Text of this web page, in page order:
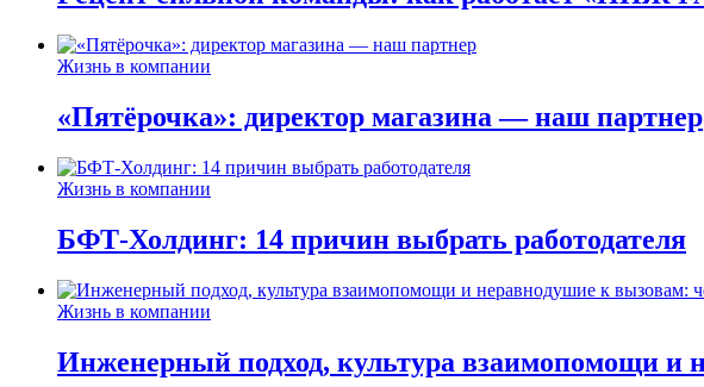
Жизнь в компании
«Пятёрочка»: директор магазина — наш партнер
Жизнь в компании
БФТ-Холдинг: 14 причин выбрать работодателя
Жизнь в компании
Инженерный подход, культура взаимопомощи